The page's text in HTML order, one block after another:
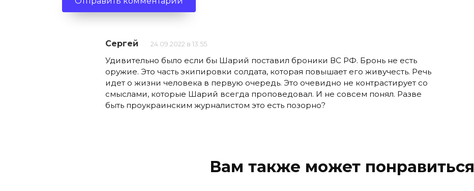
Сергей 24.09.2022 в 13:55
Удивительно было если бы Шарий поставил броники ВС РФ. Бронь не есть
оружие. Это часть экипировки солдата, которая повышает его живучесть. Речь
идет о жизни человека в первую очередь. Это очевидно не контрастирует со
смыслами, которые Шарий всегда проповедовал. И не совсем понял. Разве
быть проукраинским журналистом это есть позорно?
Вам также может понравиться